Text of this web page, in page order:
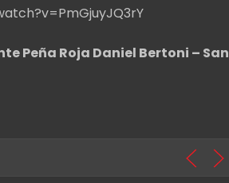
Peña Roja Daniel Bertoni – San